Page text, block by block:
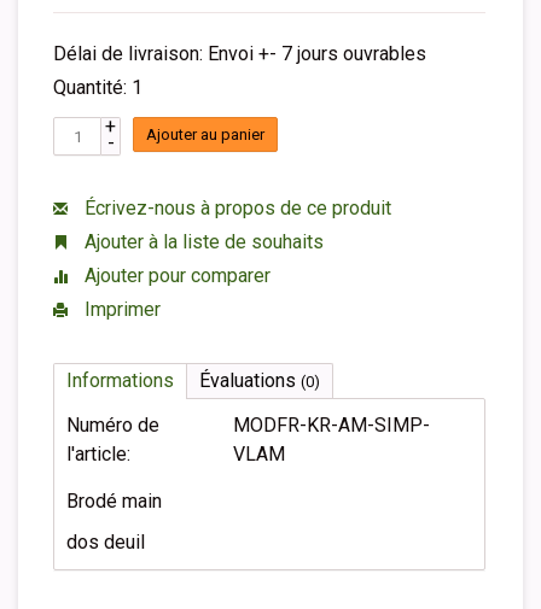
Délai de livraison: Envoi +- 7 jours ouvrables
Quantité: 1
+
- Ajouter au panier
Écrivez-nous à propos de ce produit
Ajouter à la liste de souhaits
Ajouter pour comparer
Imprimer
Informations Évaluations (0)
Numéro de
l'article:
MODFR-KR-AM-SIMP-
VLAM
Brodé main
dos deuil